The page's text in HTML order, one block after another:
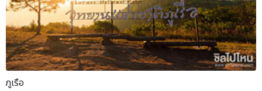
ภูเรือ